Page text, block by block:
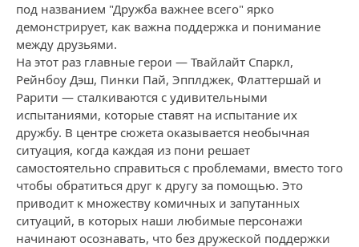
под названием "Дружба важнее всего" ярко
демонстрирует, как важна поддержка и понимание
между друзьями.
На этот раз главные герои — Твайлайт Спаркл,
Рейнбоу Дэш, Пинки Пай, Эпплджек, Флаттершай и
Рарити — сталкиваются с удивительными
испытаниями, которые ставят на испытание их
дружбу. В центре сюжета оказывается необычная
ситуация, когда каждая из пони решает
самостоятельно справиться с проблемами, вместо того
чтобы обратиться друг к другу за помощью. Это
приводит к множеству комичных и запутанных
ситуаций, в которых наши любимые персонажи
начинают осознавать, что без дружеской поддержки